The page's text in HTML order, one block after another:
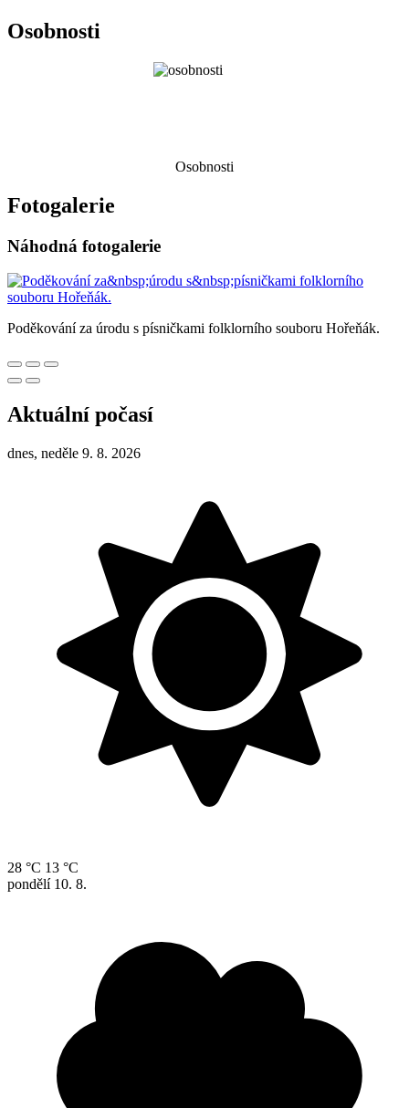
Osobnosti
Osobnosti
Fotogalerie
Náhodná fotogalerie
Poděkování za úrodu s písničkami folklorního souboru Hořeňák.
Aktuální počasí
dnes, neděle 9. 8. 2026
28 °C 13 °C
pondělí 10. 8.